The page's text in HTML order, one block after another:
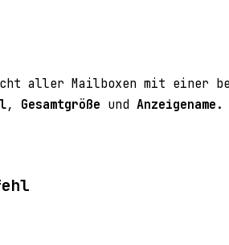
aller Mailboxen mit einer
, Gesamtgröße und Anzeigename .